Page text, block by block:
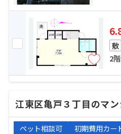
敷
2
江東区亀戸３丁目のマ
ペット相談可 初期費用カー